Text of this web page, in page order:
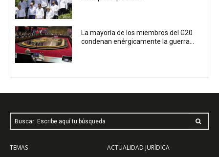
La mayoría de los miembros del G20
condenan enérgicamente la guerra...
Buscar: Escribe aquí tu búsqueda
TEMAS
ACTUALIDAD JURÍDICA